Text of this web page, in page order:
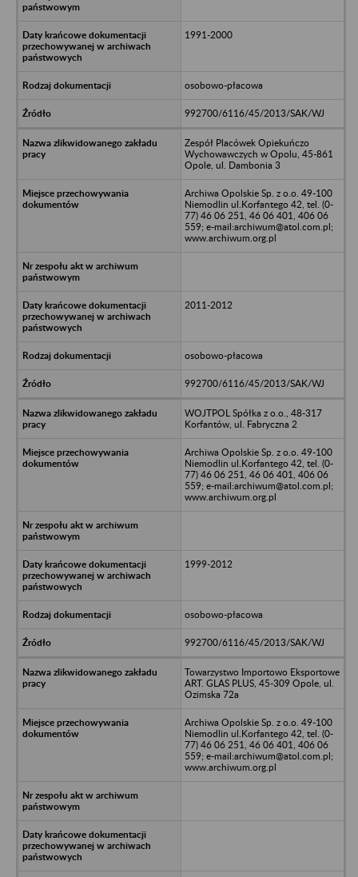
1991-2000
osobowo-płacowa
992700/6116/45/2013/SAK/WJ
Zespół Placówek Opiekuńczo
Wychowawczych w Opolu, 45-861
Opole, ul. Dambonia 3
Archiwa Opolskie Sp. z o.o. 49-100
Niemodlin ul.Korfantego 42, tel. (0-
77) 46 06 251, 46 06 401, 406 06
559; e-mail:archiwum@atol.com.pl;
www.archiwum.org.pl
2011-2012
osobowo-płacowa
992700/6116/45/2013/SAK/WJ
WOJTPOL Spółka z o.o., 48-317
Korfantów, ul. Fabryczna 2
Archiwa Opolskie Sp. z o.o. 49-100
Niemodlin ul.Korfantego 42, tel. (0-
77) 46 06 251, 46 06 401, 406 06
559; e-mail:archiwum@atol.com.pl;
www.archiwum.org.pl
1999-2012
osobowo-płacowa
992700/6116/45/2013/SAK/WJ
Towarzystwo Importowo Eksportowe
ART. GLAS PLUS, 45-309 Opole, ul.
Ozimska 72a
Archiwa Opolskie Sp. z o.o. 49-100
Niemodlin ul.Korfantego 42, tel. (0-
77) 46 06 251, 46 06 401, 406 06
559; e-mail:archiwum@atol.com.pl;
www.archiwum.org.pl